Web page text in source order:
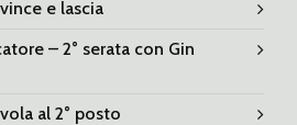
e lascia
– 2° serata con Gin
al 2° posto